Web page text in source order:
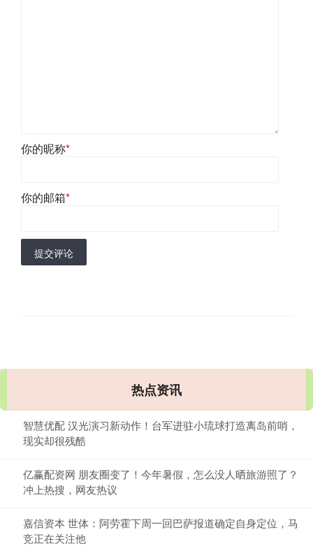
你的昵称*
你的邮箱*
提交评论
热点资讯
智慧优配 汉光演习新动作！台军进驻小琉球打造离岛前哨，
现实却很残酷
亿赢配资网 朋友圈变了！今年暑假，怎么没人晒旅游照了？
冲上热搜，网友热议
嘉信资本 世体：阿劳霍下周一回巴萨报道确定自身定位，马
竞正在关注他